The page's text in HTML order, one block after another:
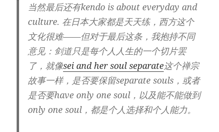
当然最后还有kendo is about everyday and
culture. 在日本大家都是天天练，西方这个
文化很难——但对于最后这条，我抱持不同
意见：剑道只是每个人人生的一个切片罢
了，就像sei and her soul separate这个禅宗
故事一样，是否要保留separate souls，或者
是否要have only one soul，以及能不能做到
only one soul，都是个人选择和个人能力。